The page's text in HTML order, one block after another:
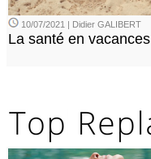
10/07/2021 | Didier GALIBERT
La santé en vacances